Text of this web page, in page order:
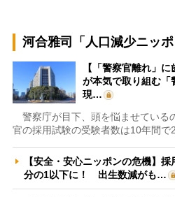
河合雅司「人口減少ニッポ
【「警察官離れ」
が本気で取り組む
現…
警察庁が目下、頭を悩ませている
官の採用試験の受験者数は10年間で
【安全・安心ニッポンの危機】
分の1以下に！ 出生数減がも…